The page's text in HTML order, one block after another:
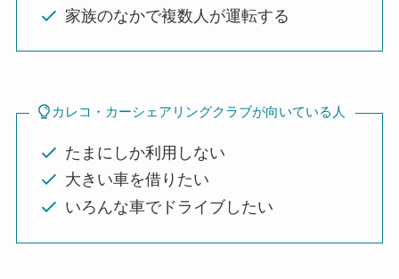
家族のなかで複数人が運転する
カレコ・カーシェアリングクラブが向いている人
たまにしか利用しない
大きい車を借りたい
いろんな車でドライブしたい